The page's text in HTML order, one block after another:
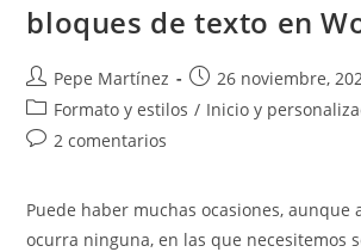
bloques de texto en
Autor
de
la
entrada:
Pepe Martínez
Publicación
de
26 noviembre,
Categoría
de
Formato y estilos / Inicio y
Comentarios
entrada:
2 comentarios
Puede haber muchas ocasiones, aunque
ocurra ninguna, en las que necesitemos